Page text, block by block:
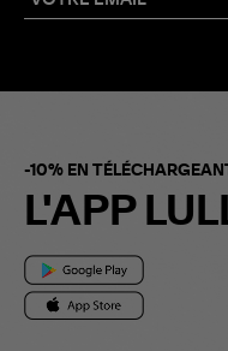
-10% EN
L'APP